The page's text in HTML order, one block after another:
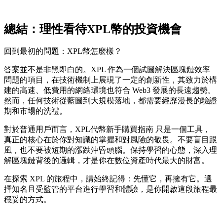
總結：理性看待XPL幣的投資機會
回到最初的問題： XPL幣怎麼樣？
答案並不是非黑即白的。XPL 作為一個試圖解決區塊鏈效率
問題的項目，在技術機制上展現了一定的創新性，其致力於構
建的高速、低費用的網絡環境也符合 Web3 發展的長遠趨勢。
然而，任何技術從藍圖到大規模落地，都需要經歷漫長的驗證
期和市場的洗禮。
對於普通用戶而言， XPL代幣新手購買指南 只是一個工具，
真正的核心在於你對知識的掌握和對風險的敬畏。不要盲目跟
風，也不要被短期的漲跌沖昏頭腦。保持學習的心態，深入理
解區塊鏈背後的邏輯，才是你在數位資產時代最大的財富。
在探索 XPL 的旅程中，請始終記得：先懂它，再擁有它。選
擇知名且受監管的平台進行學習和體驗，是你開啟這段旅程最
穩妥的方式。